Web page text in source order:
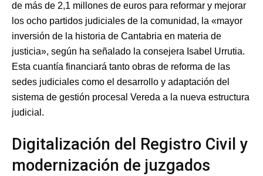
de más de 2,1 millones de euros para reformar y mejorar
los ocho partidos judiciales de la comunidad, la «mayor
inversión de la historia de Cantabria en materia de
justicia», según ha señalado la consejera Isabel Urrutia.
Esta cuantía financiará tanto obras de reforma de las
sedes judiciales como el desarrollo y adaptación del
sistema de gestión procesal Vereda a la nueva estructura
judicial.
Digitalización del Registro Civil y
modernización de juzgados